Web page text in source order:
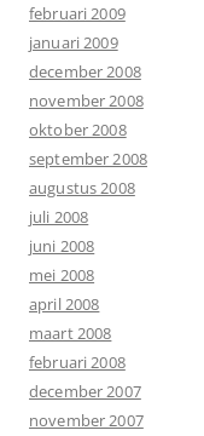
februari 2009
januari 2009
december 2008
november 2008
oktober 2008
september 2008
augustus 2008
juli 2008
juni 2008
mei 2008
april 2008
maart 2008
februari 2008
december 2007
november 2007